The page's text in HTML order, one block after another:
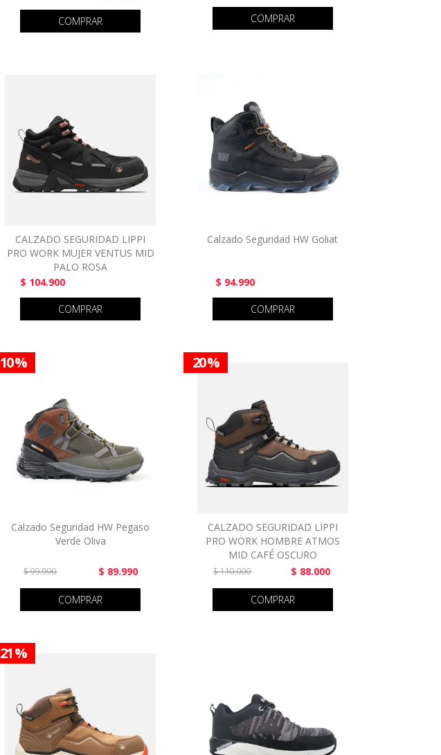
COMPRAR COMPRAR
CALZADO SEGURIDAD LIPPI
PRO WORK MUJER VENTUS MID
PALO ROSA
$ 104.900
COMPRAR
Calzado Seguridad HW Goliat
$ 94.990
COMPRAR
10 %
Calzado Seguridad HW Pegaso
Verde Oliva
$ 99.990 $ 89.990
COMPRAR
20 %
CALZADO SEGURIDAD LIPPI
PRO WORK HOMBRE ATMOS
MID CAFÉ OSCURO
$ 110.000 $ 88.000
COMPRAR
21 %